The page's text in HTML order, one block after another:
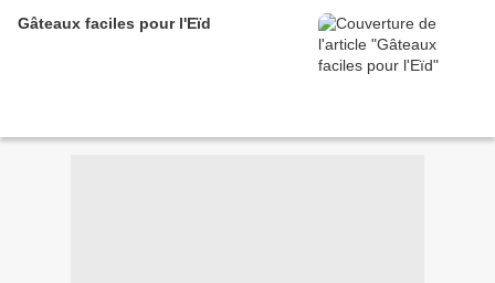
Gâteaux faciles pour l'Eïd